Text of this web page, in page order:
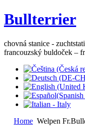
Bullterrier
chovná stanice -
francouzský buldoček –
Home Welpen